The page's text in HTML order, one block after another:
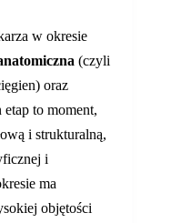
w okresie
(czyli
oraz
etap to moment,
i strukturalną,
i
ma
objętości